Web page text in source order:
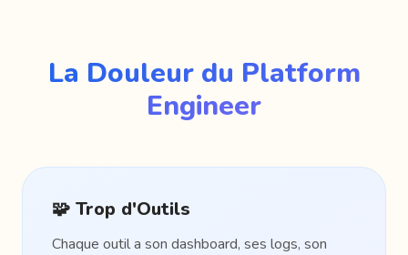
La Douleur du Platform
Engineer
🧩 Trop d'Outils
Chaque outil a son dashboard, ses logs, son